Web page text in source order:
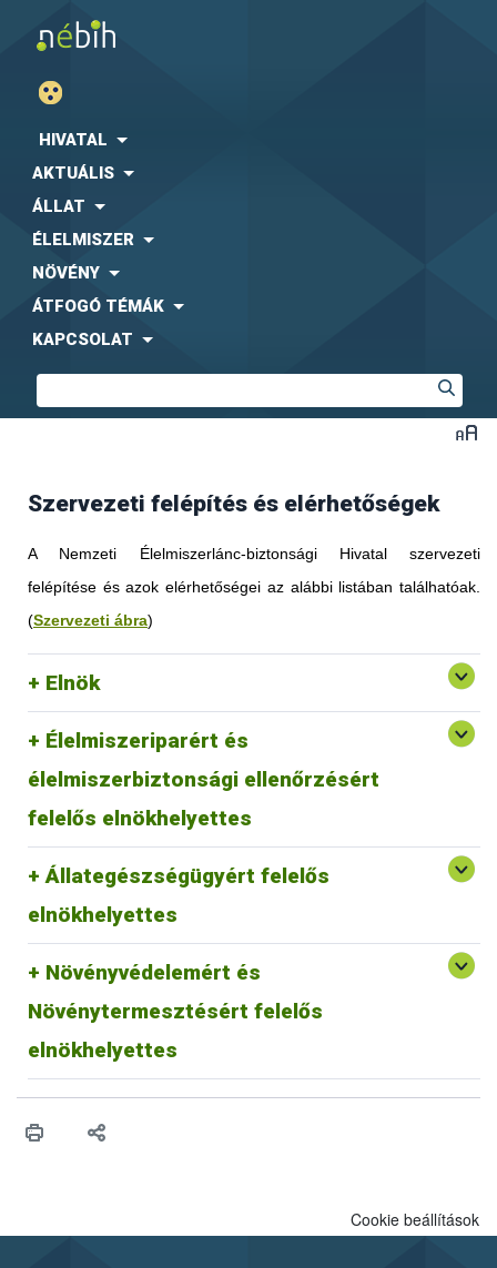
HIVATAL
AKTUÁLIS
ÁLLAT
ÉLELMISZER
NÖVÉNY
ÁTFOGÓ TÉMÁK
KAPCSOLAT
Szervezeti felépítés és elérhetőségek
A Nemzeti Élelmiszerlánc-biztonsági Hivatal szervezeti
felépítése és azok elérhetőségei az alábbi listában találhatóak.
(Szervezeti ábra)
Elnök
Élelmiszeriparért és
élelmiszerbiztonsági ellenőrzésért
felelős elnökhelyettes
Állategészségügyért felelős
elnökhelyettes
Növényvédelemért és
Növénytermesztésért felelős
elnökhelyettes
Cookie beállítások